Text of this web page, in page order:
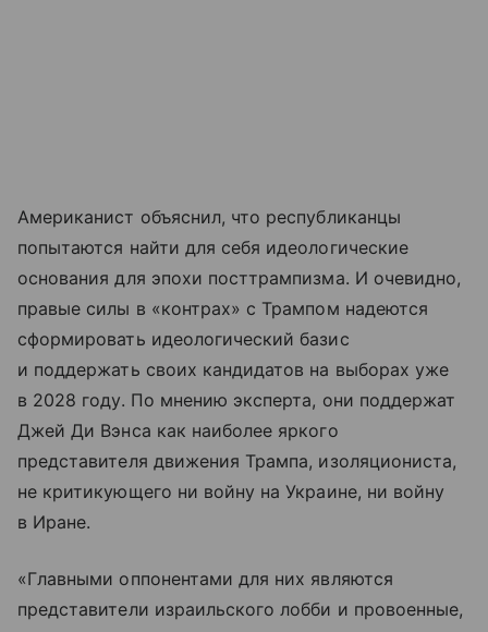
Американист объяснил, что республиканцы
попытаются найти для себя идеологические
основания для эпохи посттрампизма. И очевидно,
правые силы в «контрах» с Трампом надеются
сформировать идеологический базис
и поддержать своих кандидатов на выборах уже
в 2028 году. По мнению эксперта, они поддержат
Джей Ди Вэнса как наиболее яркого
представителя движения Трампа, изоляциониста,
не критикующего ни войну на Украине, ни войну
в Иране.
«Главными оппонентами для них являются
представители израильского лобби и провоенные,